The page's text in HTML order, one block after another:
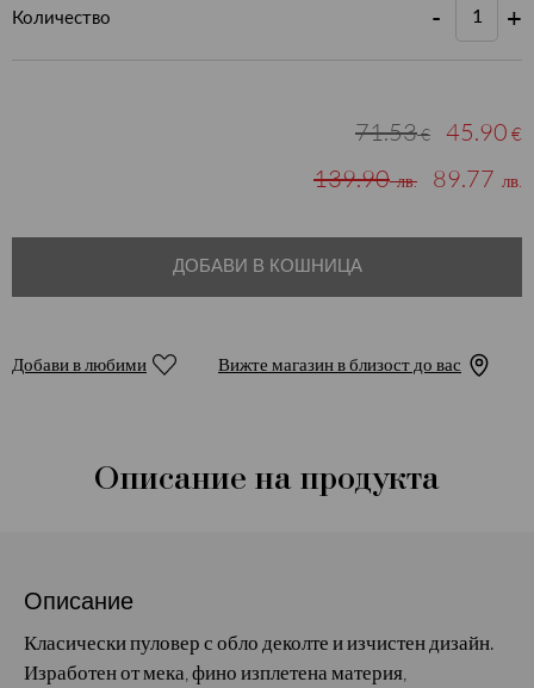
Количество - +
71.53€ 45.90 €
139.90лв. 89.77 лв.
ДОБАВИ В КОШНИЦА
Добави в любими Вижте магазин в близост до вас
Описание на продукта
Описание
Класически пуловер с обло деколте и изчистен дизайн.
Изработен от мека, фино изплетена материя,